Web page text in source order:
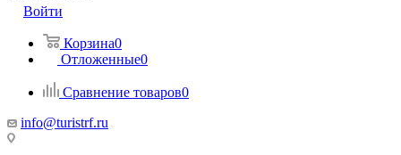
Войти
Корзина0
Отложенные0
Сравнение товаров0
info@turistrf.ru